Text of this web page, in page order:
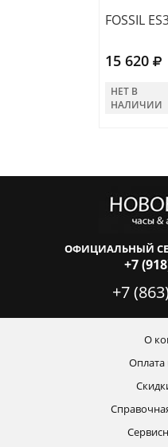
FOSSIL
15 620
НЕТ В
НАЛИЧИИ
ОФИЦИАЛЬНЫЙ
+7
+7
О
Оплата